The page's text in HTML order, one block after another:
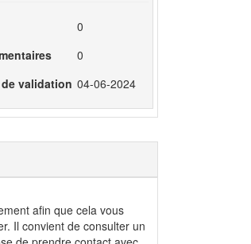
0
0
de validation 04-06-2024
afin que cela vous
Il convient de consulter un